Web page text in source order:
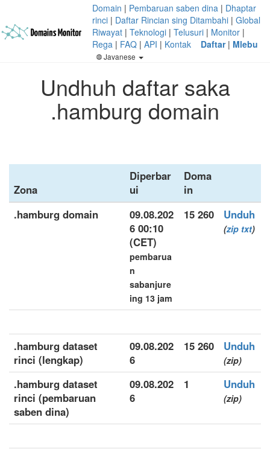
Domain | Pembaruan saben dina | Dhaptar
rinci | Daftar Rincian sing Ditambahi | Global
Riwayat | Teknologi | Telusuri | Monitor |
Rega | FAQ | API | Kontak Daftar| Mlebu
Javanese
Undhuh daftar saka
.hamburg domain
Zona
Diperbar
ui
Doma
in
.hamburg domain
09.08.202
6 00:10
(CET)
pembarua
n
sabanjure
ing 13 jam
15 260 Unduh
(zip txt)
.hamburg dataset
rinci (lengkap)
09.08.202
6
15 260 Unduh
(zip)
.hamburg dataset
rinci (pembaruan
saben dina)
09.08.202
6
1 Unduh
(zip)